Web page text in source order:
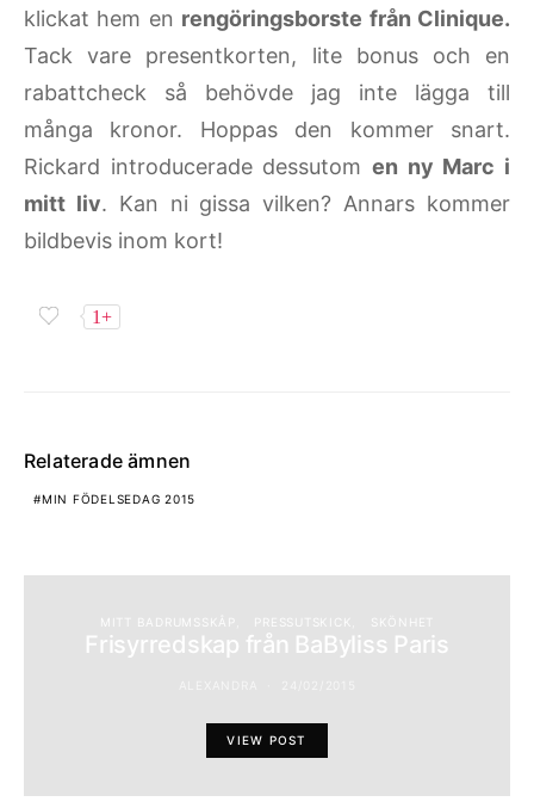
klickat hem en rengöringsborste från Clinique.
Tack vare presentkorten, lite bonus och en
rabattcheck så behövde jag inte lägga till
många kronor. Hoppas den kommer snart.
Rickard introducerade dessutom en ny Marc i
mitt liv. Kan ni gissa vilken? Annars kommer
bildbevis inom kort!
1+
Relaterade ämnen
MIN FÖDELSEDAG 2015
MITT BADRUMSSKÅP PRESSUTSKICK SKÖNHET
Frisyrredskap från BaByliss Paris
VIEW POST